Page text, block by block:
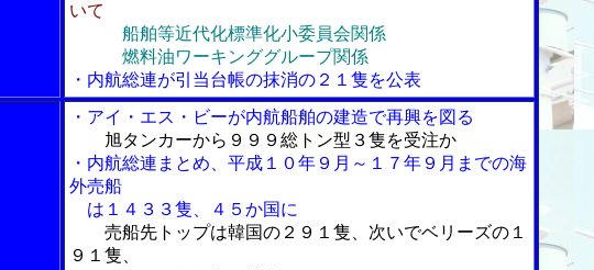
いて
船舶等近代化標準化小委員会関係
燃料油ワーキンググループ関係
・内航総連が引当台帳の抹消の２１隻を公表
・アイ・エス・ビーが内航船舶の建造で再興を図る
旭タンカーから９９９総トン型３隻を受注か
・内航総連まとめ、平成１０年９月～１７年９月までの海
外売船
は１４３３隻、４５か国に
売船先トップは韓国の２９１隻、次いでベリーズの１
９１隻、